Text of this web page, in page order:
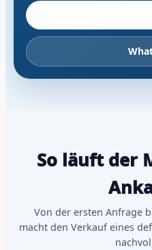
So läuft der
Von der ersten Anfrage
macht den Verkauf eines